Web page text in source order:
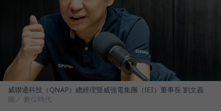
威聯通科技（QNAP）總經理暨威強電集團（IEI）董事長 劉文義
圖／ 數位時代